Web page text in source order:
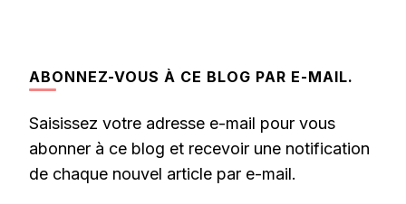
ABONNEZ-VOUS À CE BLOG PAR E-MAIL.
Saisissez votre adresse e-mail pour vous
abonner à ce blog et recevoir une notification
de chaque nouvel article par e-mail.